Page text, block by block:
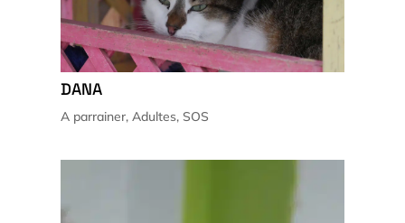
DANA
A parrainer,Adultes, SOS